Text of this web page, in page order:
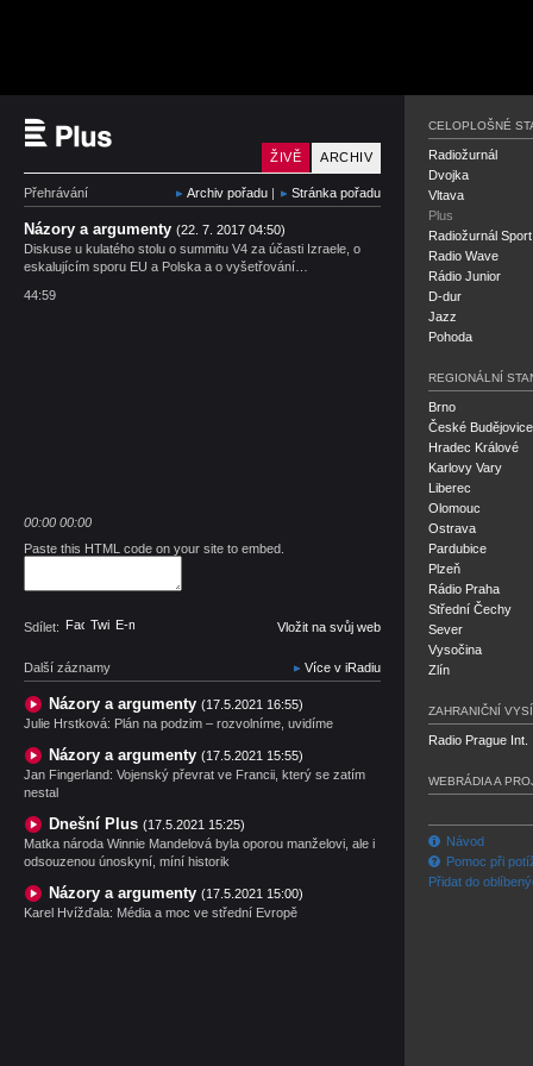
ARCHIV
ŽIVĚ
Přehrávání Archiv pořadu | Stránka pořadu
Názory a argumenty (22. 7. 2017 04:50)
Diskuse u kulatého stolu o summitu V4 za účasti Izraele, o
eskalujícím sporu EU a Polska a o vyšetřování…
44:59
00:00 00:00
Paste this HTML code on your site to embed.
Sdílet: Facebook
TwitterE-mail Vložit na svůj web
Další záznamy Více v iRadiu
Názory a argumenty (17.5.2021 16:55)
Julie Hrstková: Plán na podzim – rozvolníme, uvidíme
Názory a argumenty (17.5.2021 15:55)
Jan Fingerland: Vojenský převrat ve Francii, který se zatím
nestal
Dnešní Plus (17.5.2021 15:25)
Matka národa Winnie Mandelová byla oporou manželovi, ale i
odsouzenou únoskyní, míní historik
Názory a argumenty (17.5.2021 15:00)
Karel Hvížďala: Média a moc ve střední Evropě
CELOPLOŠNÉ
Radiožurnál
Dvojka
Vltava
Plus
Radiožurnál Sport
Radio Wave
Rádio Junior
D-dur
Jazz
Pohoda
REGIONÁLNÍ
Brno
České Budějovice
Hradec Králové
Karlovy Vary
Liberec
Olomouc
Ostrava
Pardubice
Plzeň
Rádio Praha
Střední Čechy
Sever
Vysočina
Zlín
ZAHRANIČNÍ
Radio Prague Int.
WEBRÁDIA A
Návod
Pomoc při
Přidat do